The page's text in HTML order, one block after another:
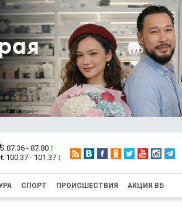
$ 87.36 - 87.80
€ 100.37 - 101.37
СПОРТ ПРОИСШЕСТВИЯ АКЦИЯ ВБ